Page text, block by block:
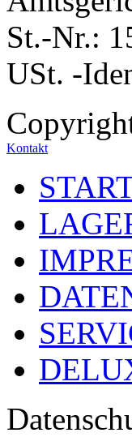
St.-Nr.:
USt. -
Kontakt